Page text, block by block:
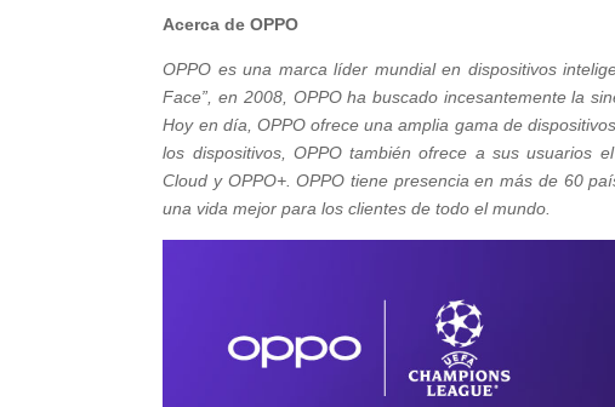
Acerca de OPPO
OPPO es una marca líder mundial en dispositivos
Face”, en 2008, OPPO ha buscado incesantemente la
Hoy en día, OPPO ofrece una amplia gama de
los dispositivos, OPPO también ofrece a sus usuarios
Cloud y OPPO+. OPPO tiene presencia en más de 60
una vida mejor para los clientes de todo el mundo.